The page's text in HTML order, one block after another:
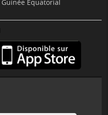
Guinée Equatorial